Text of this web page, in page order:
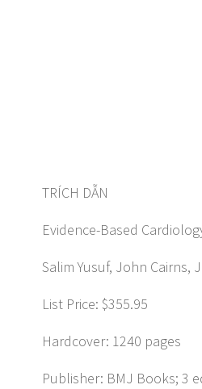
TRÍCH DẪN
Evidence-Based
Salim Yusuf, John Cairns,
List Price: $355.95
Hardcover: 1240 pages
Publisher: BMJ Books; 3